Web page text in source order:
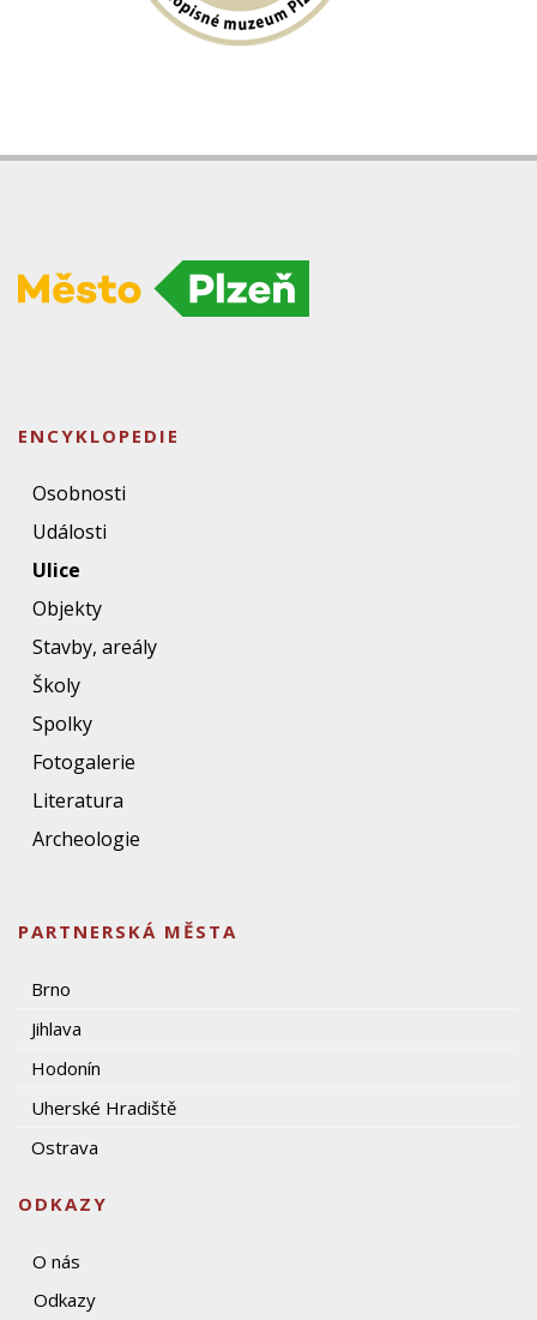
ENCYKLOPEDIE
Osobnosti
Události
Ulice
Objekty
Stavby, areály
Školy
Spolky
Fotogalerie
Literatura
Archeologie
PARTNERSKÁ MĚSTA
Brno
Jihlava
Hodonín
Uherské Hradiště
Ostrava
ODKAZY
O nás
Odkazy